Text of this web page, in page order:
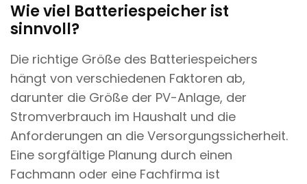
Wie viel Batteriespeicher ist
sinnvoll?
Die richtige Größe des Batteriespeichers
hängt von verschiedenen Faktoren ab,
darunter die Größe der PV-Anlage, der
Stromverbrauch im Haushalt und die
Anforderungen an die Versorgungssicherheit.
Eine sorgfältige Planung durch einen
Fachmann oder eine Fachfirma ist